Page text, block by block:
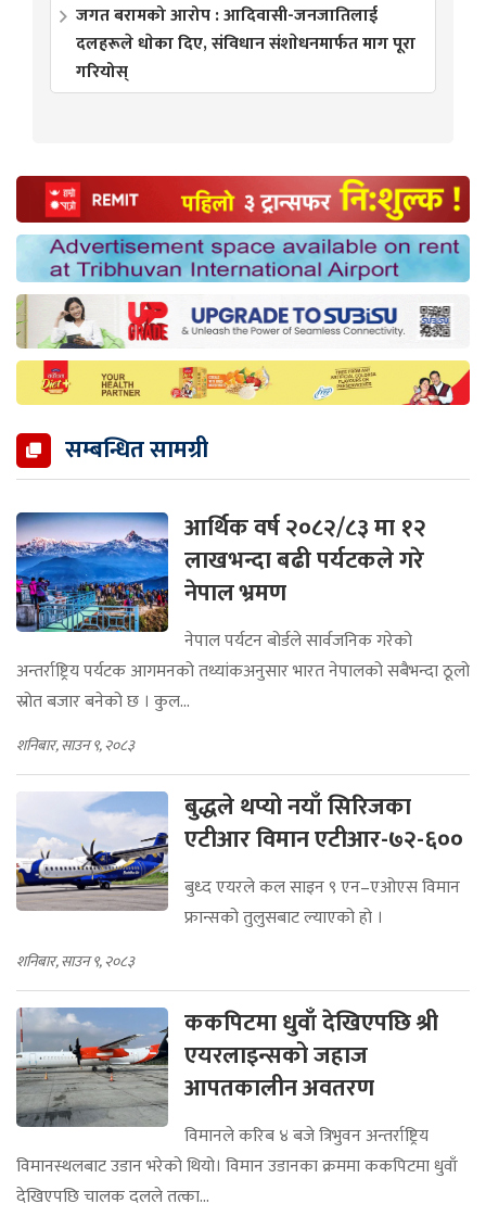
जगत बरामको आरोप : आदिवासी-जनजातिलाई
दलहरूले धाेका दिए, संविधान संशाेधनमार्फत माग पूरा
गरियोस्
सम्बन्धित सामग्री
आर्थिक वर्ष २०८२/८३ मा १२
लाखभन्दा बढी पर्यटकले गरे
नेपाल भ्रमण
नेपाल पर्यटन बोर्डले सार्वजनिक गरेको
अन्तर्राष्ट्रिय पर्यटक आगमनको तथ्यांकअनुसार भारत नेपालको सबैभन्दा ठूलो
स्रोत बजार बनेको छ । कुल...
शनिबार, साउन ९, २०८३
बुद्धले थप्यो नयाँ सिरिजका
एटीआर विमान एटीआर-७२-६००
बुध्द एयरले कल साइन ९ एन–एओएस विमान
फ्रान्सको तुलुसबाट ल्याएको हो ।
शनिबार, साउन ९, २०८३
ककपिटमा धुवाँ देखिएपछि श्री
एयरलाइन्सको जहाज
आपतकालीन अवतरण
विमानले करिब ४ बजे त्रिभुवन अन्तर्राष्ट्रिय
विमानस्थलबाट उडान भरेको थियो। विमान उडानका क्रममा ककपिटमा धुवाँ
देखिएपछि चालक दलले तत्का...